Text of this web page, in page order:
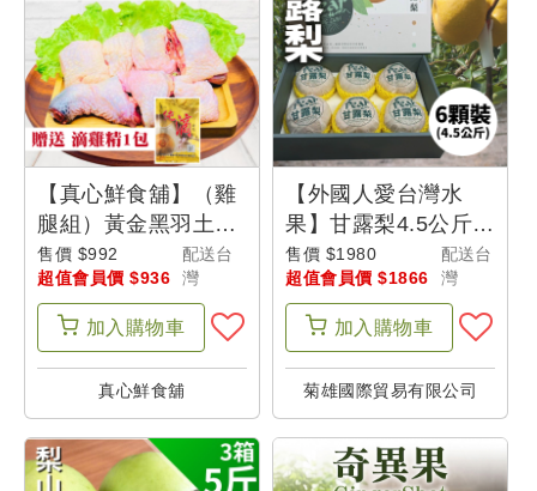
設
定
【真心鮮食舖】（雞
腿組）黃金黑羽土雞
腿(剁塊)500g *3隻
+贈送滴雞精1包
售價 $992
超值會員價 $936
配送台
灣
加入 購物車
真心鮮食舖
【外國人愛台灣水
果】甘露梨4.5公斤(6
顆)
售價 $1980
超值會員價 $1866
配送台
灣
加入 購物車
菊雄國際貿易有限公司